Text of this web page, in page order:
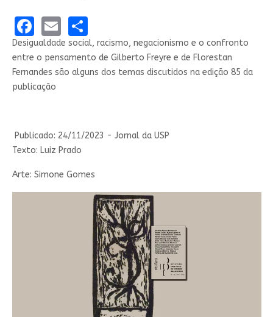
Facebook
EmailShare
Desigualdade social, racismo, negacionismo e o confronto
entre o pensamento de Gilberto Freyre e de Florestan
Fernandes são alguns dos temas discutidos na edição 85 da
publicação
Publicado: 24/11/2023 - Jornal da USP
Texto: Luiz Prado
Arte: Simone Gomes